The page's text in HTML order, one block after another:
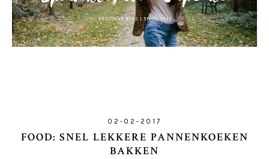
02-02-2017
FOOD: SNEL LEKKERE PANNENKOEKEN
BAKKEN